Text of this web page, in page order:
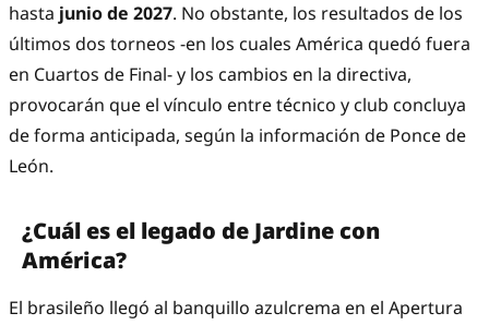
hasta junio de 2027. No obstante, los resultados de los
últimos dos torneos -en los cuales América quedó fuera
en Cuartos de Final- y los cambios en la directiva,
provocarán que el vínculo entre técnico y club concluya
de forma anticipada, según la información de Ponce de
León.
¿Cuál es el legado de Jardine con
América?
El brasileño llegó al banquillo azulcrema en el Apertura